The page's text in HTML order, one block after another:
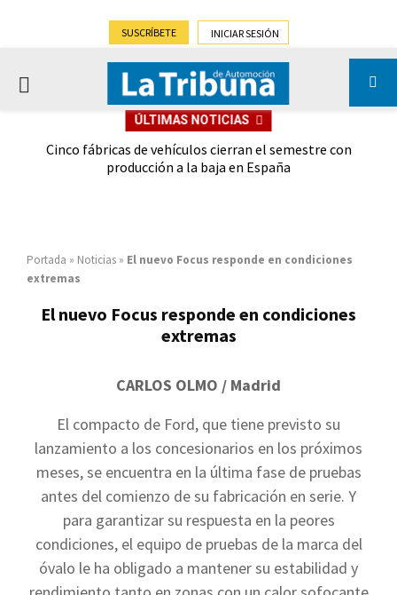
SUSCRÍBETE INICIAR SESIÓN
PRIMARY
ÚLTIMAS NOTICIAS
Cinco fábricas de vehículos cierran el semestre con
producción a la baja en España
Portada » Noticias » El nuevo Focus responde en condiciones
extremas
El nuevo Focus responde en condiciones
extremas
CARLOS OLMO / Madrid
El compacto de Ford, que tiene previsto su
lanzamiento a los concesionarios en los próximos
meses, se encuentra en la última fase de pruebas
antes del comienzo de su fabricación en serie. Y
para garantizar su respuesta en la peores
condiciones, el equipo de pruebas de la marca del
óvalo le ha obligado a mantener su estabilidad y